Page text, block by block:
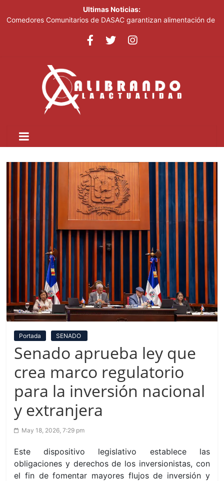
Ultimas Noticias:
Comedores Comunitarios de DASAC garantizan alimentación de
Centroamericanos y del Caribe Santo Domingo 2026
Senado de EE. UU. aprueba nuevo paquete de sanciones a
Italia dice que no acepta ultimátums y mantendrá la suspensión
del Schengen con España
Fransheska Matías gana dos plata en el torneo de pesas de los
Portada SENADO
Senado aprueba ley que
crea marco regulatorio
para la inversión nacional
y extranjera
May 18, 2026, 7:29 pm
Este dispositivo legislativo establece las
obligaciones y derechos de los inversionistas, con
el fin de fomentar mayores flujos de inversión y